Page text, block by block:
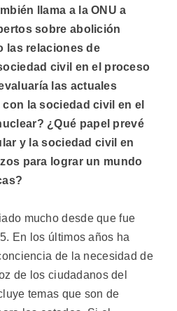
llama a la ONU a
sobre abolición
las relaciones de
civil en el proceso
las actuales
la sociedad civil en el
¿Qué papel prevé
y la sociedad civil en
para lograr un mundo
mucho desde que fue
En los últimos años ha
de la necesidad de
de los ciudadanos del
temas que son de